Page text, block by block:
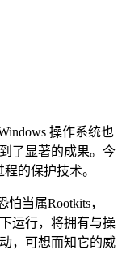
操作系统也
了显著的成果。今
的保护技术。
当属Rootkits，
运行，将拥有与操
，可想而知它的威